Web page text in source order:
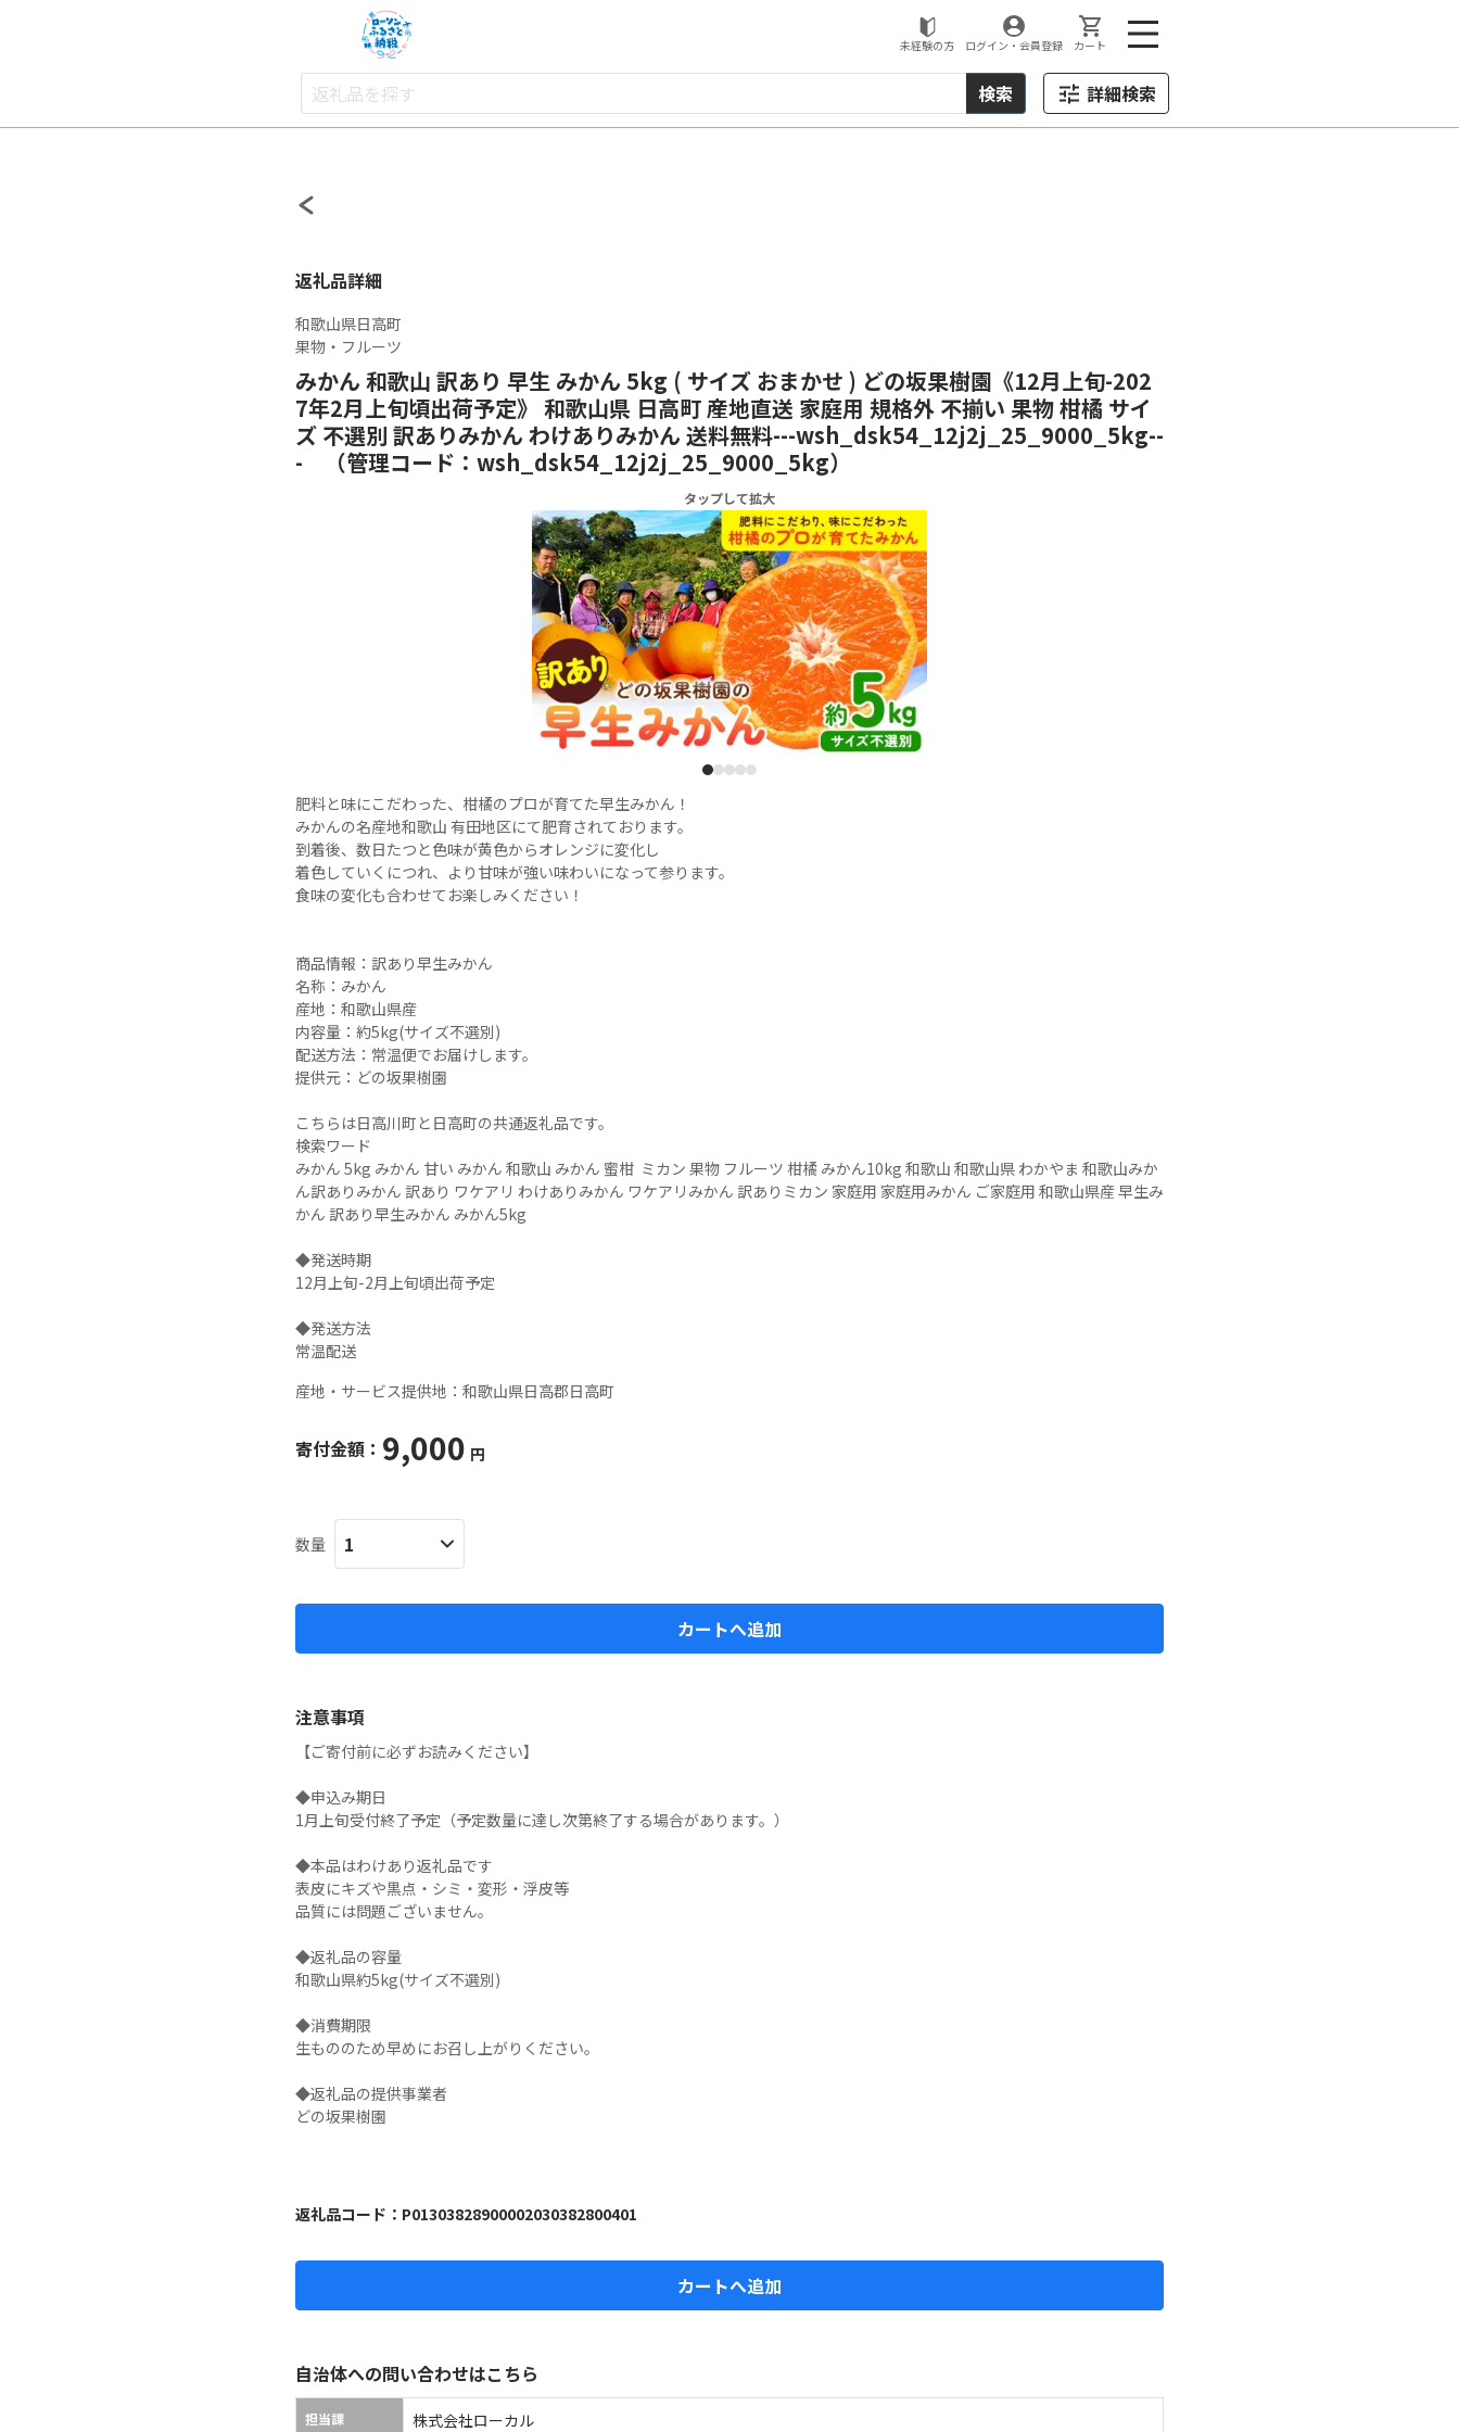
未経験の方 ログイン・会員登録 カート
検索 詳細検索
返礼品詳細
和歌山県日高町
果物・フルーツ
みかん 和歌山 訳あり 早生 みかん 5kg ( サイズ おまかせ ) どの坂果樹園《12月上旬-202
7年2月上旬頃出荷予定》 和歌山県 日高町 産地直送 家庭用 規格外 不揃い 果物 柑橘 サイ
ズ 不選別 訳ありみかん わけありみかん 送料無料---wsh_dsk54_12j2j_25_9000_5kg--
- （管理コード：wsh_dsk54_12j2j_25_9000_5kg）
タップして拡大
1 2 3 4 5
肥料と味にこだわった、柑橘のプロが育てた早生みかん！
みかんの名産地和歌山 有田地区にて肥育されております。
到着後、数日たつと色味が黄色からオレンジに変化し
着色していくにつれ、より甘味が強い味わいになって参ります。
食味の変化も合わせてお楽しみください！
商品情報：訳あり早生みかん
名称：みかん
産地：和歌山県産
内容量：約5kg(サイズ不選別)
配送方法：常温便でお届けします。
提供元：どの坂果樹園
こちらは日高川町と日高町の共通返礼品です。
検索ワード
みかん 5kg みかん 甘い みかん 和歌山 みかん 蜜柑  ミカン 果物 フルーツ 柑橘 みかん10kg 和歌山 和歌山県 わかやま 和歌山みか
ん訳ありみかん 訳あり ワケアリ わけありみかん ワケアリみかん 訳ありミカン 家庭用 家庭用みかん ご家庭用 和歌山県産 早生み
かん 訳あり早生みかん みかん5kg
◆発送時期
12月上旬-2月上旬頃出荷予定
◆発送方法
常温配送
産地・サービス提供地： 和歌山県日高郡日高町
寄付金額： 9,000 円
数量
カートへ追加
注意事項
【ご寄付前に必ずお読みください】
◆申込み期日
1月上旬受付終了予定（予定数量に達し次第終了する場合があります。）
◆本品はわけあり返礼品です
表皮にキズや黒点・シミ・変形・浮皮等
品質には問題ございません。
◆返礼品の容量
和歌山県約5kg(サイズ不選別)
◆消費期限
生もののため早めにお召し上がりください。
◆返礼品の提供事業者
どの坂果樹園
返礼品コード： P01303828900002030382800401
カートへ追加
自治体への問い合わせはこちら
担当課 株式会社ローカル